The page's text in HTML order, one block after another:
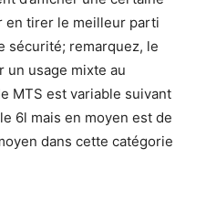
en tirer le meilleur parti
sécurité; remarquez, le
un usage mixte au
MTS est variable suivant
6l mais en moyen est de
dans cette catégorie